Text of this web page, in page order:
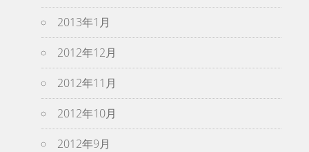
2013年1月
2012年12月
2012年11月
2012年10月
2012年9月